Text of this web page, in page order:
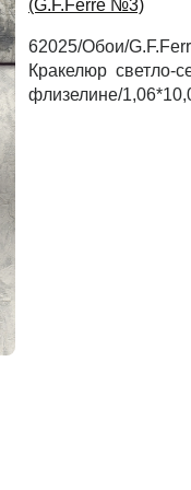
(G.F.Ferre №3)
62025/Обои/
Кракелюр светло-
флизелине/